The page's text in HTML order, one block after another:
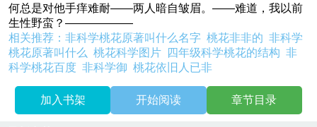
何总是对他手痒难耐——两人暗自皱眉。——难道，我以前
生性野蛮？——————
相关推荐：非科学桃花原著叫什么名字桃花非非的非科学
桃花原著叫什么桃花科学图片 四年级科学桃花的结构非
科学桃花百度非科学御桃花依旧人已非
加入书架 开始阅读 章节目录